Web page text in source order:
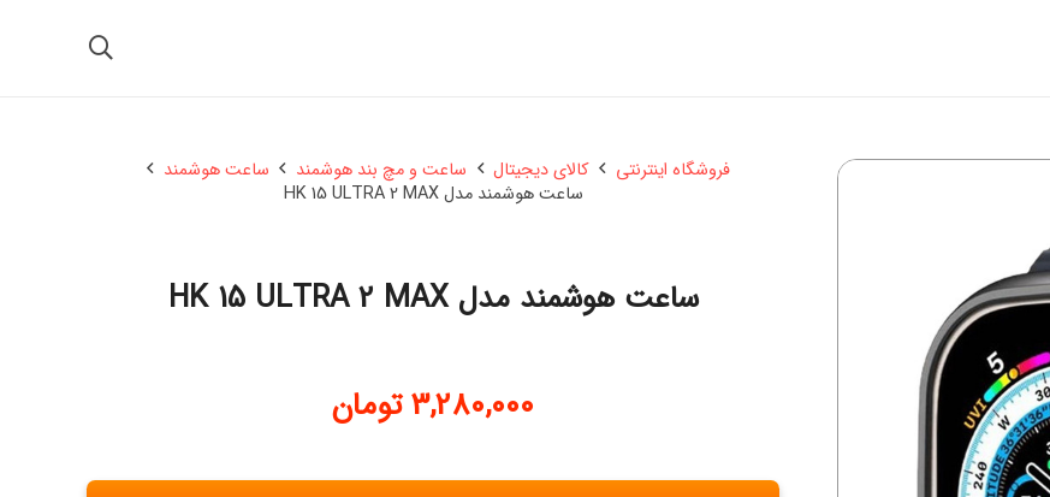
فروشگاه اینترنتی کالای دیجیتال ساعت و مچ بند هوشمند
ساعت هوشمند
ساعت هوشمند مدل HK 15 ULTRA 2 MAX
ساعت هوشمند مدل HK 15 ULTRA 2 MAX
3,280,000 تومان